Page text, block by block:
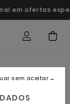
em ofertas
sem aceitar